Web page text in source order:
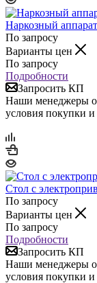
Наркозный
По запросу
Варианты цен
По запросу
Подробности
Запросить КП
Наши менеджеры
условия покупки
Стол с
По запросу
Варианты цен
По запросу
Подробности
Запросить КП
Наши менеджеры
условия покупки